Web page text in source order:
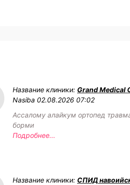
Название клиники: Grand Medical
Nasiba 02.08.2026 07:02
Ассалому алайкум ортопед
борми
Подробнее...
Название клиники: СПИД